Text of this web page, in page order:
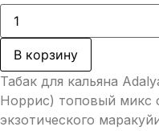
Количество
товара
Табак
для
кальяна
Adalya
Chuck
Norris
(Адалия
Чак
В корзину
Табак для кальяна
Норрис) топовый микс
экзотического